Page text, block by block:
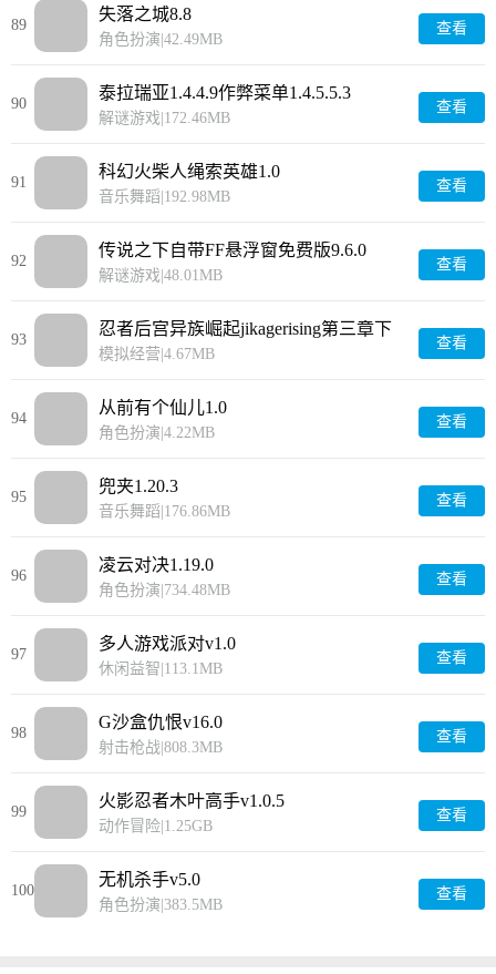
89
失落之城8.8
角色扮演 42.49MB
查看
90
泰拉瑞亚1.4.4.9作弊菜单1.4.5.5.3
解谜游戏 172.46MB
查看
91
科幻火柴人绳索英雄1.0
音乐舞蹈 192.98MB
查看
92
传说之下自带FF悬浮窗免费版9.6.0
解谜游戏 48.01MB
查看
93
忍者后宫异族崛起jikagerising第三章下
1.0.23
模拟经营 4.67MB
查看
94
从前有个仙儿1.0
角色扮演 4.22MB
查看
95
兜夹1.20.3
音乐舞蹈 176.86MB
查看
96
凌云对决1.19.0
角色扮演 734.48MB
查看
97
多人游戏派对v1.0
休闲益智 113.1MB
查看
98
G沙盒仇恨v16.0
射击枪战 808.3MB
查看
99
火影忍者木叶高手v1.0.5
动作冒险 1.25GB
查看
100
无机杀手v5.0
角色扮演 383.5MB
查看